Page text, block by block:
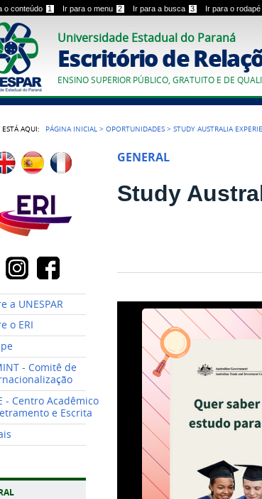
o conteúdo 1 Ir para o menu 2 Ir para a busca 3 Ir para o rodapé
Universidade Estadual do Paraná
Escritório de
ENSINO SUPERIOR PÚBLICO, GRATUITO E DE
ESTÁ AQUI: PÁGINA INICIAL >OPORTUNIDADES >STUDY AUSTRALIA
a UNESPAR
o ERI
- Comitê de
- Centro Acadêmico
e Escrita
GENERAL
Study